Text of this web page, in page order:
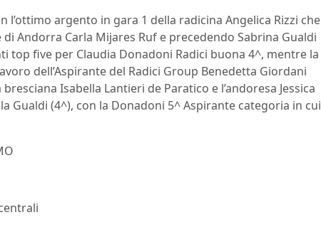
l’ottimo argento in gara 1 della radicina Angelica Rizzi che
Andorra Carla Mijares Ruf e precedendo Sabrina Gualdi
top five per Claudia Donadoni Radici buona 4^, mentre la
dell’Aspirante del Radici Group Benedetta Giordani
Isabella Lantieri de Paratico e l’andoresa Jessica
Gualdi (4^), con la Donadoni 5^ Aspirante categoria in cui